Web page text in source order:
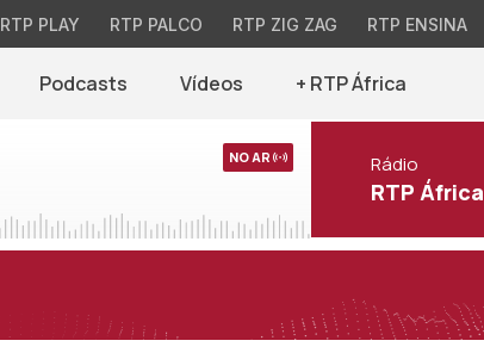
RTP PLAY RTP PALCO RTP ZIG ZAG RTP ENSINA
Podcasts Vídeos + RTP África
NO AR Rádio
RTP África